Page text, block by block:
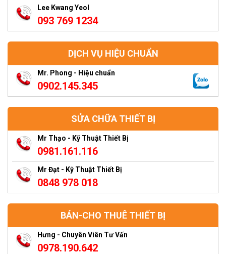
Lee Kwang Yeol
093 769 1234
DỊCH VỤ HIỆU CHUẨN
Mr. Phong - Hiệu chuẩn
0902.145.345
SỬA CHỮA THIẾT BỊ
Mr Thạo - Kỹ Thuật Thiết Bị
0981.161.116
Mr Đạt - Kỹ Thuật Thiết Bị
0848 978 018
BÁN-CHO THUÊ THIẾT BỊ
Hưng - Chuyên Viên Tư Vấn
0978.190.642